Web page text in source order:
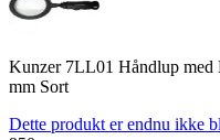
Kunzer 7LL01 Håndlup
mm Sort
Dette produkt er endnu ikke